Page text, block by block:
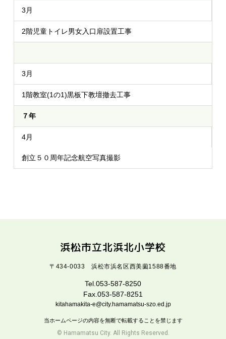
3月
2階児童トイレ男女入口扉設置工事
3月
1階教室(1の1)黒板下教壇撤去工事
７年
4月
創立５０周年記念航空写真撮影
浜松市立北浜北小学校
〒434-0033 浜松市浜名区西美薗1588番地
Tel.053-587-8250
Fax.053-587-8251
kitahamakita-e@city.hamamatsu-szo.ed.jp
当ホームページの内容を無断で転載することを禁じます
© Hamamatsu City. All Rights Reserved.